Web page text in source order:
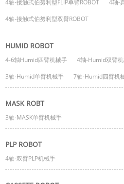
4轴-接触式伯努利型FLIP单臂ROBOT
4轴-
4轴-接触式伯努利型双臂ROBOT
HUMID ROBOT
4-6轴Humid四臂机械手
4轴-Humid双臂
3轴-Humid单臂机械手
7轴-Humid四臂机
MASK ROBT
3轴-MASK单臂机械手
PLP ROBOT
4轴-双臂PLP机械手